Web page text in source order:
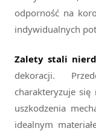
odporność na
indywidualnych
Zalety stali
dekoracji.
charakteryzuje się
uszkodzenia
idealnym